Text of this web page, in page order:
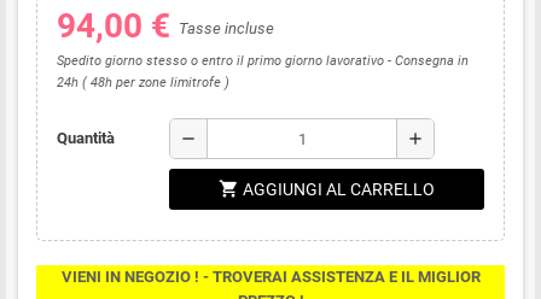
94,00 € Tasse incluse
Spedito giorno stesso o entro il primo giorno lavorativo - Consegna in
24h ( 48h per zone limitrofe )
Quantità remove add
shopping_cart AGGIUNGI AL CARRELLO
VIENI IN NEGOZIO ! - TROVERAI ASSISTENZA E IL MIGLIOR